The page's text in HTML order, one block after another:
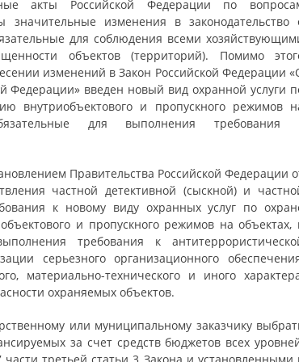
акты Российской Федерации по
значительные изменения в законодательство
для соблюдения всеми
объектов (территорий). Помимо
изменений в Закон Российской Федерации
Федерации» введен новый вид охранной услуги
внутриобъектового и пропускного режимов
для выполнения требования
Правительства Российской Федерации
частной детективной (сыскной) и
к новому виду охранных услуг по
и пропускного режимов на объектах,
требования к
серьезного организационного
материально-технического и иного
охраняемых объектов.
или муниципальному заказчику
за счет средств бюджетов всех